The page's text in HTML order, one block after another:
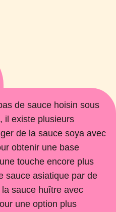
de sauce hoisin sous
il existe plusieurs
de la sauce soya avec
obtenir une base
touche encore plus
sauce asiatique par de
sauce huître avec
une option plus